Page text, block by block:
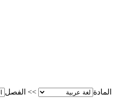
المادة >> الفصل